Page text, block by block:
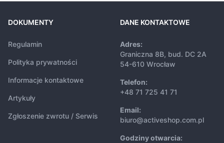
DOKUMENTY
Regulamin
Polityka prywatności
Informacje kontaktowe
Artykuły
Zgłoszenie zwrotu / Serwis
DANE KONTAKTOWE
Adres:
Graniczna 8B, bud. DC 2A
54-610 Wrocław
Telefon:
+48 71 725 41 71
Email:
biuro@activeshop.com.pl
Godziny otwarcia: